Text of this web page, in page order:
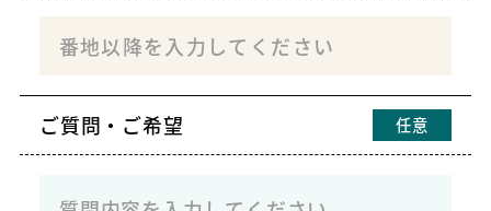
ご質問・ご希望 任意